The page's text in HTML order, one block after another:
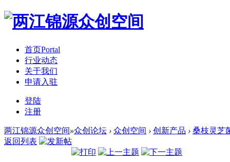
首页Portal
行业动态
关于我们
申请入驻
登陆
注册
两江锦源众创空间»众创论坛 › 众创空间 › 创新产品 › 桑枝灵芝
返回列表